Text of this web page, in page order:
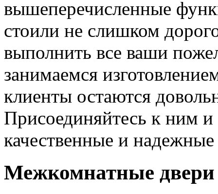
вышеперечисленные
стоили не слишком
выполнить все ваши
занимаемся
клиенты остаются
Присоединяйтесь к ним
качественные и
Межкомнатные двери